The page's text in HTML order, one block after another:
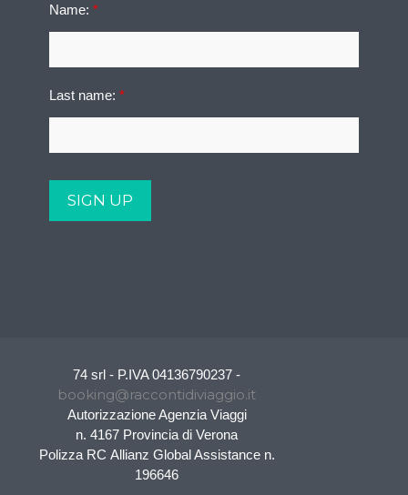
Name:*
Last name:*
74 srl - P.IVA 04136790237 -
booking@raccontidiviaggio.it
Autorizzazione Agenzia Viaggi
n. 4167 Provincia di Verona
Polizza RC Allianz Global Assistance n.
196646